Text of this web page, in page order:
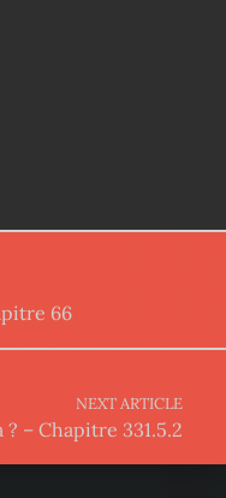
66
NEXT ARTICLE
? – Chapitre 331.5.2